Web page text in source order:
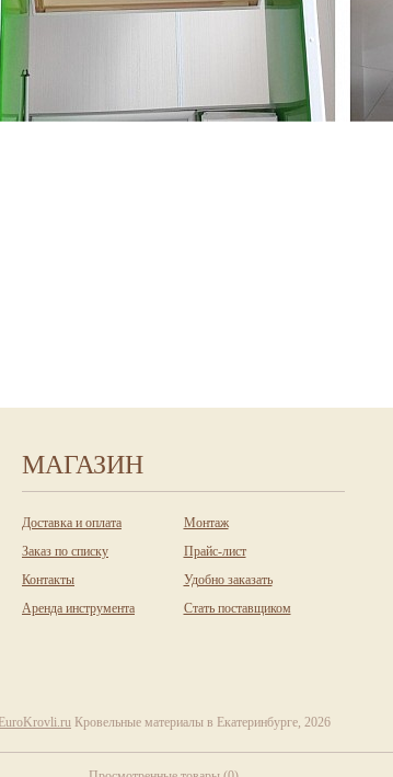
МАГАЗИН
Доставка и оплата
Монтаж
Заказ по списку
Прайс-лист
Контакты
Удобно заказать
Аренда инструмента
Стать поставщиком
EuroKrovli.ru Кровельные материалы в Екатеринбурге, 2026